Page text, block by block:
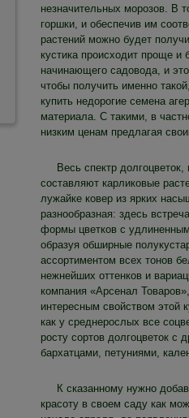
незначительных морозов. В
горшки, и обеспечив им
растений можно будет
кустика происходит проще
начинающего садовода, и
чтобы получить именно
купить недорогие семена
материала. С такими, в
низким ценам предлагая
Весь спектр
составляют карликовые
лужайке ковер из ярких
разнообразная: здесь
формы цветков с
образуя обширные
ассортиментом всех тонов
нежнейших оттенков и
компания «Арсенал
интересным свойством этой
как у среднерослых все
росту сортов долгоцветок
бархатцами, петуниями,
К сказанному нужно
красоту в своем саду как